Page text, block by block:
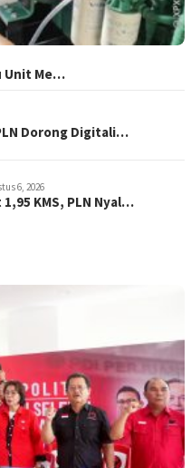
Unit Me…
Dorong Digitali…
6, 2026
KMS, PLN Nyal…